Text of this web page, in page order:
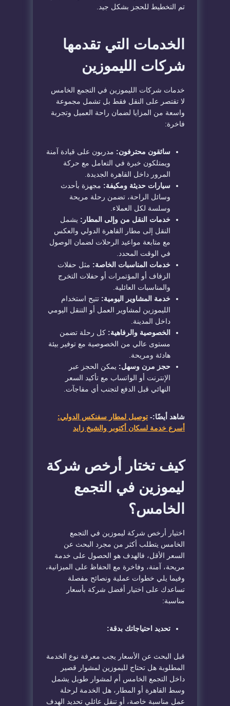
تم التخطيط للحجز بشكل جيد.
الخدمات التي تقدمها
شركات الليموزين
خدمات شركات الليموزين في التجمع الخامس
لا تقتصر على النقل فقط بل تشمل مجموعة
واسعة من المزايا لضمان راحة العميل وتجربة
فاخرة:
سائقون محترفون: مدربون على قيادة آمنة
ويمتلكون خبرة في التعامل مع حركة
المرور داخل القاهرة الجديدة.
سيارات حديثة ومكيفة: مجهزة بأحدث
وسائل الراحة، تضمن رحلة مريحة
وسلسة لكل العملاء.
خدمات النقل من وإلى المطار: يشمل
النقل إلى مطار القاهرة الدولي والعكس
مع متابعة مواعيد الرحلات لضمان الوصول
في الوقت المحدد.
خدمات المناسبات الخاصة: مثل حفلات
الزفاف أو المؤتمرات أو حفلات التخرج
والمناسبات العائلية.
خدمة المشاوير اليومية: تتيح استخدام
الليموزين لمشاوير العمل أو التنقل اليومي
داخل المدينة.
الخصوصية والرفاهية: كل رحلة تضمن
مستوى عالي من الخصوصية مع توفير بيئة
هادئة ومريحة.
حجز مرن وسهل: يمكن الحجز عبر
الإنترنت أو الواتساب مع تأكيد السعر
النهائي قبل الدفع لتجنب أي مفاجآت.
شاهد أيضًا:- توصيل لمطار سفنكس الدولي:
أسرع خدمة لسكان أكتوبر والشيخ زايد
كيف تختار أرخص شركة
ليموزين في التجمع
الخامس؟
اختيار أرخص شركة ليموزين في التجمع
الخامس يتطلب أكثر من مجرد البحث عن
السعر الأقل، فالهدف هو الحصول على خدمة
مريحة، آمنة، وفاخرة مع الحفاظ على الميزانية،
وفيما يلي خطوات عملية ونصائح مفصلة
تساعدك على اختيار أفضل شركة بأسعار
مناسبة:
تحديد احتياجاتك بدقة:
قبل البحث عن الأسعار يجب معرفة نوع الخدمة
المطلوبة هل تحتاج لليموزين لمشوار قصير
داخل التجمع الخامس أم لمشوار طويل يشمل
وسط القاهرة أو المطار، هل الخدمة لرحلة
عمل مناسبة خاصة، أو تنقل عائلي تحديد الهدف